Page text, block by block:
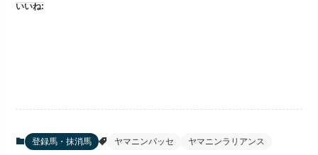
いいね:
登録馬・抹消馬 ヤマニンパッセ ヤマニンラリアンス